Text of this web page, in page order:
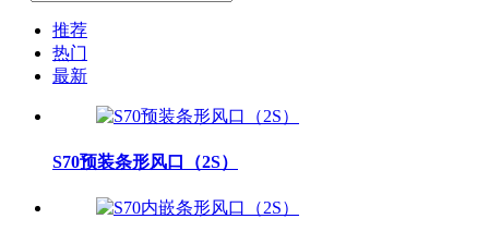
推荐
热门
最新
S70预装条形风口（2S）